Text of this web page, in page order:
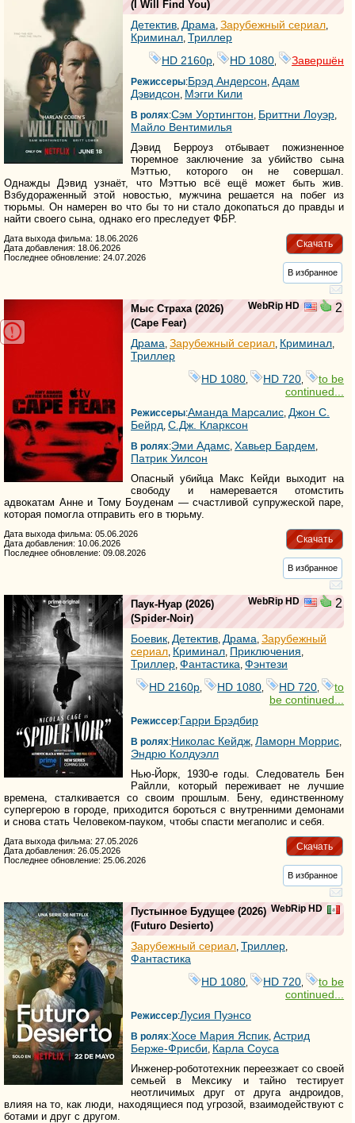
(I Will Find You)
Детектив, Драма, Зарубежный сериал,
Криминал, Триллер
HD 2160р
HD 1080 Завершён
Режиссеры:Брэд Андерсон, Адам
Дэвидсон, Мэгги Кили
В ролях:Сэм Уортингтон, Бриттни Лоуэр,
Майло Вентимилья
Дэвид Берроуз отбывает пожизненное
тюремное заключение за убийство сына
Мэттью, которого он не совершал.
Однажды Дэвид узнаёт, что Мэттью всё ещё может быть жив.
Взбудораженный этой новостью, мужчина решается на побег из
тюрьмы. Он намерен во что бы то ни стало докопаться до правды и
найти своего сына, однако его преследует ФБР.
Скачать
Дата выхода фильма: 18.06.2026
Дата добавления: 18.06.2026
Последнее обновление: 24.07.2026
В избранное
WebRip HD 2
Мыс Страха(2026)
(Cape Fear)
Драма, Зарубежный сериал, Криминал,
Триллер
HD 1080
HD 720
to be
continued...
Режиссеры:Аманда Марсалис, Джон С.
Бейрд, С.Дж. Кларксон
В ролях:Эми Адамс, Хавьер Бардем,
Патрик Уилсон
Опасный убийца Макс Кейди выходит на
свободу и намеревается отомстить
адвокатам Анне и Тому Боуденам — счастливой супружеской паре,
которая помогла отправить его в тюрьму.
Скачать
Дата выхода фильма: 05.06.2026
Дата добавления: 10.06.2026
Последнее обновление: 09.08.2026
В избранное
WebRip HD 2
Паук-Нуар (2026)
(Spider-Noir)
Боевик, Детектив, Драма, Зарубежный
сериал, Криминал, Приключения,
Триллер, Фантастика, Фэнтези
HD 2160р
HD 1080 HD 720
to
be continued...
Режиссер:Гарри Брэдбир
В ролях:Николас Кейдж, Ламорн Моррис,
Эндрю Колдуэлл
Нью-Йорк, 1930-е годы. Следователь Бен
Райлли, который переживает не лучшие
времена, сталкивается со своим прошлым. Бену, единственному
супергерою в городе, приходится бороться с внутренними демонами
и снова стать Человеком-пауком, чтобы спасти мегаполис и себя.
Скачать
Дата выхода фильма: 27.05.2026
Дата добавления: 26.05.2026
Последнее обновление: 25.06.2026
В избранное
WebRip HD
Пустынное Будущее (2026)
(Futuro Desierto)
Зарубежный сериал Триллер
Фантастика
HD 1080
HD 720
to be
continued...
Режиссер:Лусия Пуэнсо
В ролях:Хосе Мария Яспик Астрид
Берже-Фрисби Карла Соуса
Инженер-робототехник переезжает со своей
семьей в Мексику и тайно тестирует
неотличимых друг от друга андроидов,
влияя на то, как люди, находящиеся под угрозой, взаимодействуют с
ботами и друг с другом.